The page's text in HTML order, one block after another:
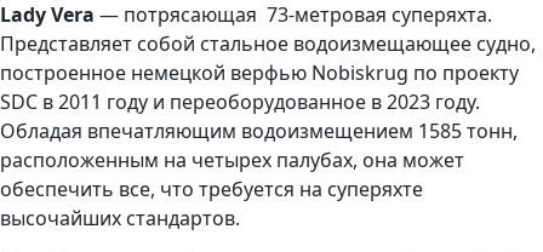
Lady Vera — потрясающая 73-метровая суперяхта.
Представляет собой стальное водоизмещающее судно,
построенное немецкой верфью Nobiskrug по проекту
SDC в 2011 году и переоборудованное в 2023 году.
Обладая впечатляющим водоизмещением 1585 тонн,
расположенным на четырех палубах, она может
обеспечить все, что требуется на суперяхте
высочайших стандартов.